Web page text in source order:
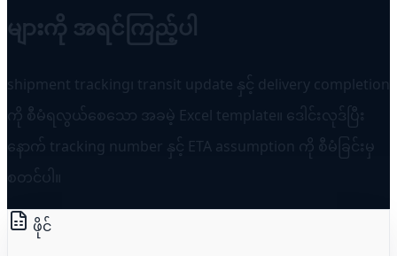
များကို အရင်ကြည့်ပါ
shipment tracking၊ transit update နှင့် delivery completion
ကို စီမံရလွယ်စေသော အခမဲ့ Excel template။ ဒေါင်းလုဒ်ပြီး
နောက် tracking number နှင့် ETA assumption ကို စီမံခြင်းမှ
စတင်ပါ။
ဖိုင်